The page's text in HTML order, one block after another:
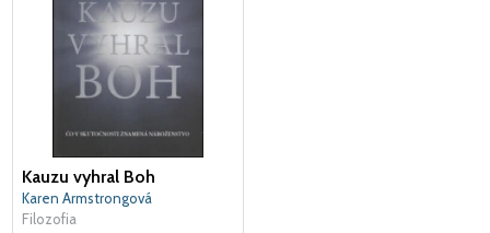
Kauzu vyhral Boh
Karen Armstrongová
Filozofia